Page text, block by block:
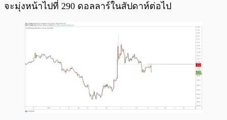
จะมุ่งหน้าไปที่ 290 ดอลลาร์ในสัปดาห์ต่อไป